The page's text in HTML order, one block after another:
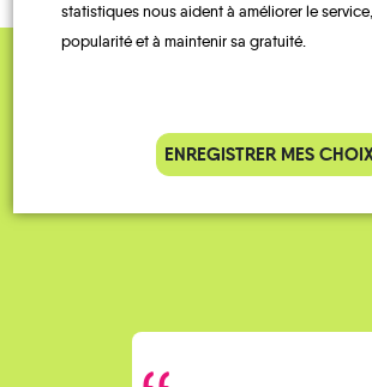
statistiques nous aident à améliorer le
popularité et à maintenir sa gratuité.
ENREGISTRER MES